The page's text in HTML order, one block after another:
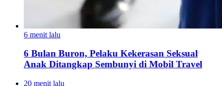
6 menit lalu
6 Bulan Buron, Pelaku Kekerasan Seksual
Anak Ditangkap Sembunyi di Mobil Travel
20 menit lalu